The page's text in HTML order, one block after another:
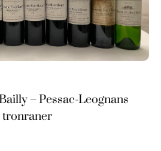
– Pessac-Leognans
tronraner